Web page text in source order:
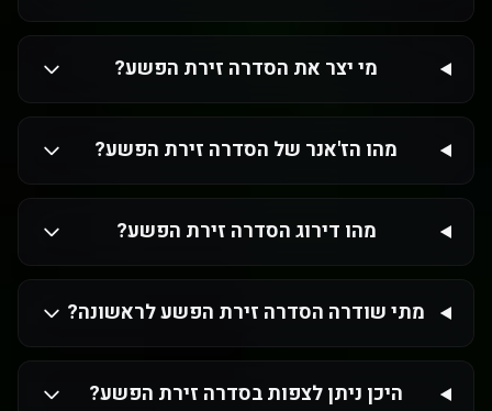
מי יצר את הסדרה זירת הפשע?
מהו הז'אנר של הסדרה זירת הפשע?
מהו דירוג הסדרה זירת הפשע?
מתי שודרה הסדרה זירת הפשע לראשונה?
היכן ניתן לצפות בסדרה זירת הפשע?